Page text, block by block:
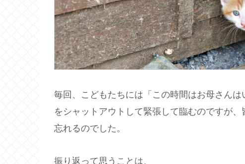
毎回、こどもたちには「この時間はお母さん
をシャットアウトして緊張して臨むのですが
忘れるのでした。
振り返って思うことは、